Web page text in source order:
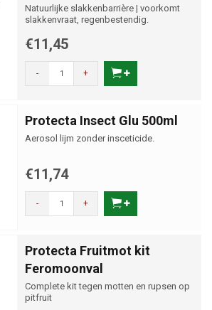
Natuurlijke slakkenbarrière | voorkomt
slakkenvraat, regenbestendig.
€11,45
- +
Protecta Insect Glu 500ml
Aerosol lijm zonder insceticide.
€11,74
- +
Protecta Fruitmot kit
Feromoonval
Complete kit tegen motten en rupsen op
pitfruit